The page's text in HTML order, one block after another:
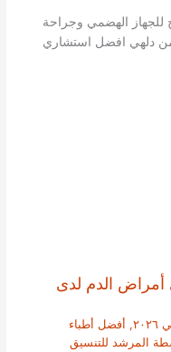
الهضمي وجراحة
من دلهي افضل استشاري
أمراض الدم لدى
, أفضل أطباء
المرشد للتنسيق